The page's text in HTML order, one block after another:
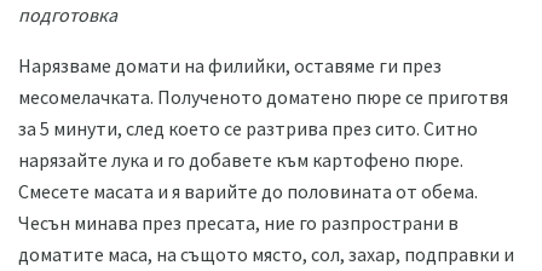
подготовка
Нарязваме домати на филийки, оставяме ги през
месомелачката. Полученото доматено пюре се приготвя
за 5 минути, след което се разтрива през сито. Ситно
нарязайте лука и го добавете към картофено пюре.
Смесете масата и я варийте до половината от обема.
Чесън минава през пресата, ние го разпространи в
доматите маса, на същото място, сол, захар, подправки и